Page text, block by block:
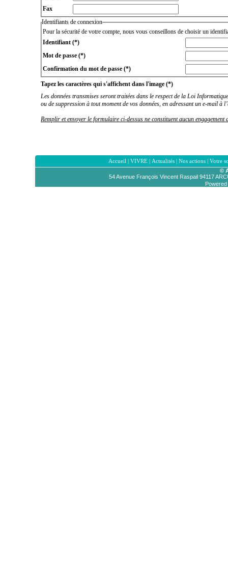
Fax
Identifiants de connexion
Pour la sécurité de votre compte, nous vous conseillons de choisir un
Identifiant (*)
Mot de passe (*)
Confirmation du mot de passe (*)
Tapez les caractères qui s'affichent dans l'image (*)
Les données transmises seront traitées dans le respect de la Loi
ou de suppression à tout moment de vos données, en adressant un e-mail à
Remplir et envoyer le formulaire ci-dessus ne constituent aucun engagement
Accueil |VIVRE | Actualités |Nos actions |Votre
©
54 Avenue François Vincent Raspail 94117